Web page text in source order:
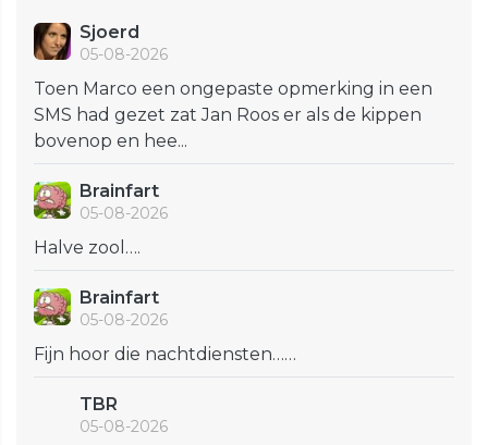
Sjoerd
05-08-2026
Toen Marco een ongepaste opmerking in een
SMS had gezet zat Jan Roos er als de kippen
bovenop en hee...
Brainfart
05-08-2026
Halve zool….
Brainfart
05-08-2026
Fijn hoor die nachtdiensten……
TBR
05-08-2026